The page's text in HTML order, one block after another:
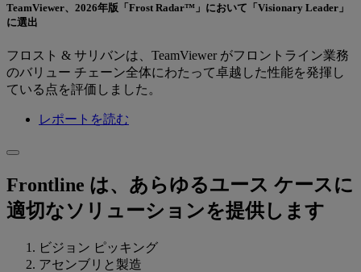
TeamViewer、2026年版「Frost Radar™」において「Visionary Leader」
に選出
フロスト & サリバンは、TeamViewer がフロントライン業務
のバリュー チェーン全体にわたって卓越した性能を発揮し
ている点を評価しました。
レポートを読む
Frontline は、あらゆるユース ケースに
適切なソリューションを提供します
ビジョン ピッキング
アセンブリと製造